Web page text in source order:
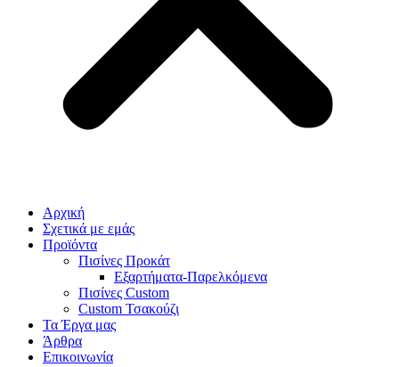
Αρχική
Σχετικά με εμάς
Προϊόντα
Πισίνες Προκάτ
Εξαρτήματα-Παρελκόμενα
Πισίνες Custom
Custom Τσακούζι
Τα Έργα μας
Άρθρα
Επικοινωνία